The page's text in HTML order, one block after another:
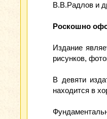
В.В.Радлов и
Роскошно
Издание
рисунков,
В девяти
находится в